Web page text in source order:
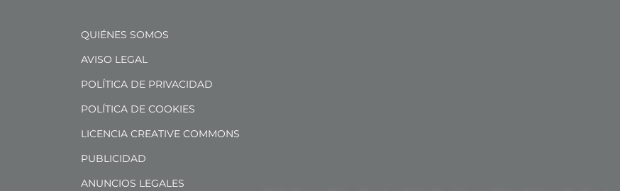
QUIÉNES SOMOS
AVISO LEGAL
POLÍTICA DE PRIVACIDAD
POLÍTICA DE COOKIES
LICENCIA CREATIVE COMMONS
PUBLICIDAD
ANUNCIOS LEGALES